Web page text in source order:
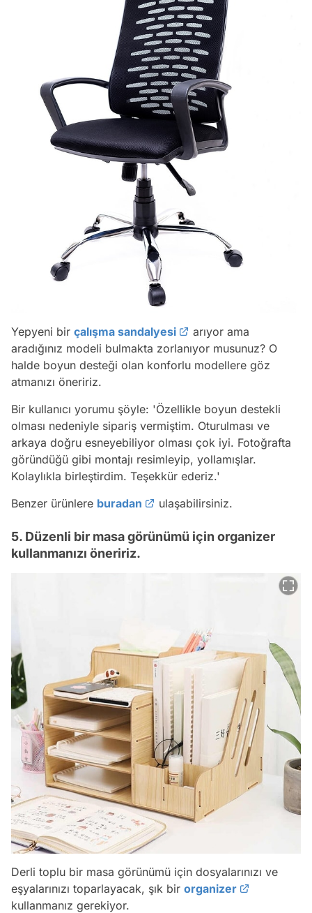
Yepyeni bir çalışma sandalyesi
arıyor ama
aradığınız modeli bulmakta zorlanıyor musunuz? O
halde boyun desteği olan konforlu modellere göz
atmanızı öneririz.
Bir kullanıcı yorumu şöyle: 'Özellikle boyun destekli
olması nedeniyle sipariş vermiştim. Oturulması ve
arkaya doğru esneyebiliyor olması çok iyi. Fotoğrafta
göründüğü gibi montajı resimleyip, yollamışlar.
Kolaylıkla birleştirdim. Teşekkür ederiz.'
Benzer ürünlere buradan ulaşabilirsiniz.
5. Düzenli bir masa görünümü için organizer
kullanmanızı öneririz.
Derli toplu bir masa görünümü için dosyalarınızı ve
eşyalarınızı toparlayacak, şık bir organizer
kullanmanız gerekiyor.